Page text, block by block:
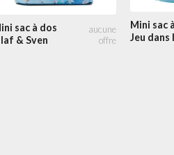
sac à dos
& Sven
Mini sac
Jeu dans